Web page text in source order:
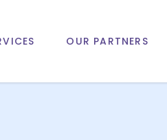
OUR PARTNERS